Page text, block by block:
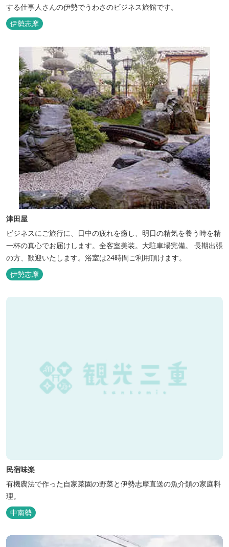
する仕事人さんの伊勢でうわさのビジネス旅館です。
伊勢志摩
津田屋
ビジネスにご旅行に、日中の疲れを癒し、明日の精気を養う時を精
一杯の真心でお届けします。全客室美装。大駐車場完備。 長期出張
の方、歓迎いたします。浴室は24時間ご利用頂けます。
伊勢志摩
民宿味楽
有機農法で作った自家菜園の野菜と伊勢志摩直送の魚介類の家庭料
理。
中南勢